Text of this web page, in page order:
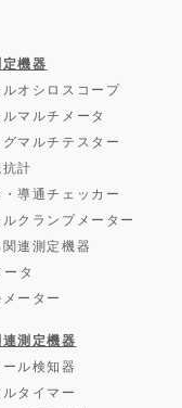
機器
オシロスコープ
マルチメータ
マルチテスター
計
導通チェッカー
クランプメーター
連測定機器
タ
ーター
測定機器
ル検知器
タイマー